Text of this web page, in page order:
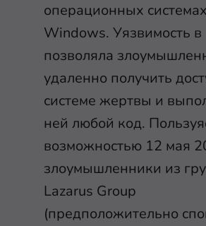
операционных
Windows. Уязвимость в
позволяла
удаленно получить
системе жертвы и
ней любой код.
возможностью 12 мая
злоумышленники из
Lazarus Group
(предположительно